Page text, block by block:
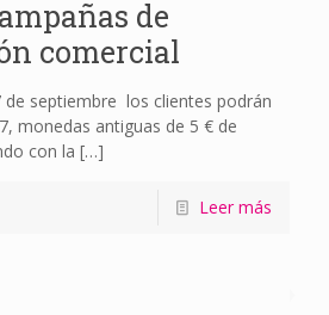
de
comercial
de septiembre los clientes podrán
monedas antiguas de 5 € de
con la […]
Leer más